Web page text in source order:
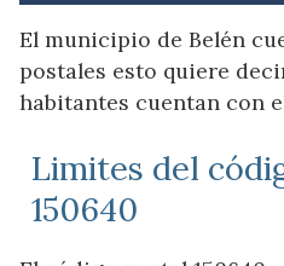
El municipio de Belén
postales esto quiere
habitantes cuentan con
Limites del
150640